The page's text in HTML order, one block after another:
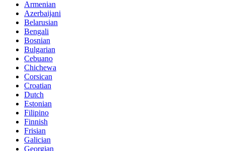
Armenian
Azerbaijani
Belarusian
Bengali
Bosnian
Bulgarian
Cebuano
Chichewa
Corsican
Croatian
Dutch
Estonian
Filipino
Finnish
Frisian
Galician
Georgian